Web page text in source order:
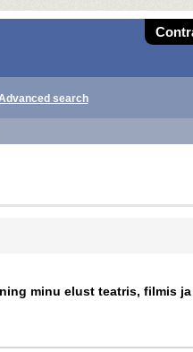
search
minu elust teatris, filmis